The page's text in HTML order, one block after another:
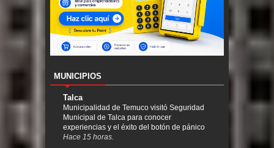
MUNICIPIOS
Talca
Municipalidad de Temuco visitó Seguridad
Municipal de Talca para conocer
experiencias y el éxito del botón de pánico
Hace 15 horas.